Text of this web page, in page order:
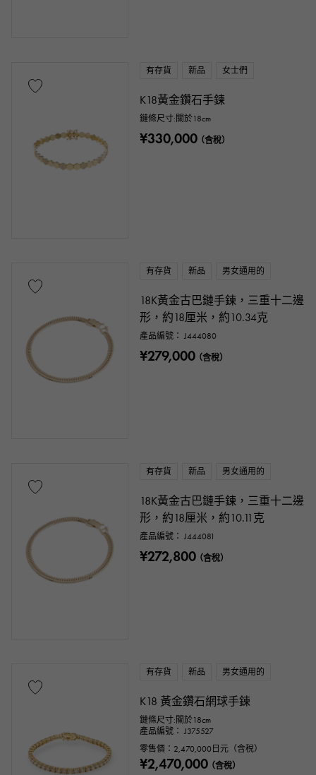
有存貨 新品 女士們
K18黃金鑽石手鍊
鏈條尺寸:關於18cm
¥330,000（含稅）
有存貨 新品 男女通用的
18K黃金古巴鏈手鍊，三重十二邊
形，約18厘米，約10.34克
產品編號： J444080
¥279,000（含稅）
有存貨 新品 男女通用的
18K黃金古巴鏈手鍊，三重十二邊
形，約18厘米，約10.11克
產品編號： J444081
¥272,800（含稅）
有存貨 新品 男女通用的
K18 黃金鑽石網球手鍊
鏈條尺寸:關於18cm
產品編號： J375527
零售價： 2,470,000 日元（含稅）
¥2,470,000（含稅）